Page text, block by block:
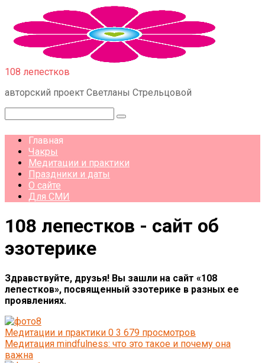
контенту
108 лепестков
авторский проект Светланы Стрельцовой
Главная
Чакры
Медитации и практики
Праздники и даты
О сайте
Для СМИ
108 лепестков - сайт об
эзотерике
Здравствуйте, друзья! Вы зашли на сайт «108
лепестков», посвященный эзотерике в разных ее
проявлениях.
Медитации и практики 0 3 679 просмотров
Медитация mindfulness: что это такое и почему она
важна